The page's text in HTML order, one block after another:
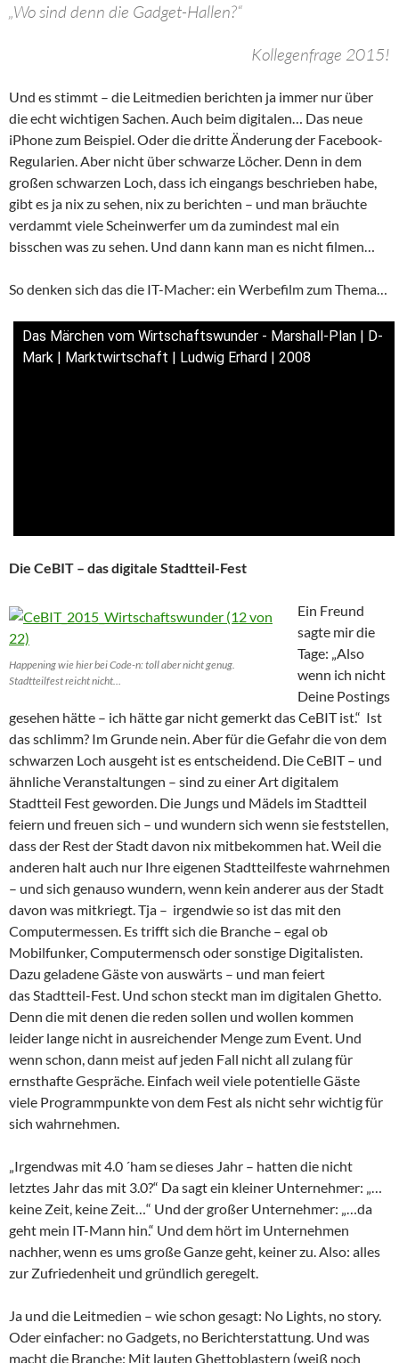
„Wo sind denn die Gadget-Hallen?“
Kollegenfrage 2015!
Und es stimmt – die Leitmedien berichten ja immer nur über
die echt wichtigen Sachen. Auch beim digitalen… Das neue
iPhone zum Beispiel. Oder die dritte Änderung der Facebook-
Regularien. Aber nicht über schwarze Löcher. Denn in dem
großen schwarzen Loch, dass ich eingangs beschrieben habe,
gibt es ja nix zu sehen, nix zu berichten – und man bräuchte
verdammt viele Scheinwerfer um da zumindest mal ein
bisschen was zu sehen. Und dann kann man es nicht filmen…
So denken sich das die IT-Macher: ein Werbefilm zum Thema…
Das Märchen vom Wirtschaftswunder - Marshall-Plan | D-
Mark | Marktwirtschaft | Ludwig Erhard | 2008
Die CeBIT – das digitale Stadtteil-Fest
Happening wie hier bei Code-n: toll aber nicht genug.
Stadtteilfest reicht nicht…
Ein Freund
sagte mir die
Tage: „Also
wenn ich nicht
Deine Postings
gesehen hätte – ich hätte gar nicht gemerkt das CeBIT ist.“ Ist
das schlimm? Im Grunde nein. Aber für die Gefahr die von dem
schwarzen Loch ausgeht ist es entscheidend. Die CeBIT – und
ähnliche Veranstaltungen – sind zu einer Art digitalem
Stadtteil Fest geworden. Die Jungs und Mädels im Stadtteil
feiern und freuen sich – und wundern sich wenn sie feststellen,
dass der Rest der Stadt davon nix mitbekommen hat. Weil die
anderen halt auch nur Ihre eigenen Stadtteilfeste wahrnehmen
– und sich genauso wundern, wenn kein anderer aus der Stadt
davon was mitkriegt. Tja – irgendwie so ist das mit den
Computermessen. Es trifft sich die Branche – egal ob
Mobilfunker, Computermensch oder sonstige Digitalisten.
Dazu geladene Gäste von auswärts – und man feiert
das Stadtteil-Fest. Und schon steckt man im digitalen Ghetto.
Denn die mit denen die reden sollen und wollen kommen
leider lange nicht in ausreichender Menge zum Event. Und
wenn schon, dann meist auf jeden Fall nicht all zulang für
ernsthafte Gespräche. Einfach weil viele potentielle Gäste
viele Programmpunkte von dem Fest als nicht sehr wichtig für
sich wahrnehmen.
„Irgendwas mit 4.0 ´ham se dieses Jahr – hatten die nicht
letztes Jahr das mit 3.0?“ Da sagt ein kleiner Unternehmer: „…
keine Zeit, keine Zeit…“ Und der großer Unternehmer: „…da
geht mein IT-Mann hin.“ Und dem hört im Unternehmen
nachher, wenn es ums große Ganze geht, keiner zu. Also: alles
zur Zufriedenheit und gründlich geregelt.
Ja und die Leitmedien – wie schon gesagt: No Lights, no story.
Oder einfacher: no Gadgets, no Berichterstattung. Und was
macht die Branche: Mit lauten Ghettoblastern (weiß noch